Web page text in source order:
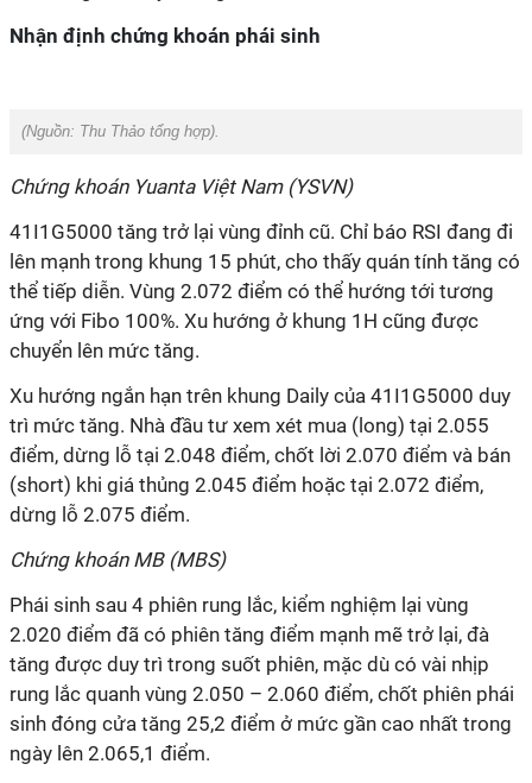
Nhận định chứng khoán phái sinh
(Nguồn: Thu Thảo tổng hợp).
Chứng khoán Yuanta Việt Nam (YSVN)
41I1G5000 tăng trở lại vùng đỉnh cũ. Chỉ báo RSI đang đi
lên mạnh trong khung 15 phút, cho thấy quán tính tăng có
thể tiếp diễn. Vùng 2.072 điểm có thể hướng tới tương
ứng với Fibo 100%. Xu hướng ở khung 1H cũng được
chuyển lên mức tăng.
Xu hướng ngắn hạn trên khung Daily của 41I1G5000 duy
trì mức tăng. Nhà đầu tư xem xét mua (long) tại 2.055
điểm, dừng lỗ tại 2.048 điểm, chốt lời 2.070 điểm và bán
(short) khi giá thủng 2.045 điểm hoặc tại 2.072 điểm,
dừng lỗ 2.075 điểm.
Chứng khoán MB (MBS)
Phái sinh sau 4 phiên rung lắc, kiểm nghiệm lại vùng
2.020 điểm đã có phiên tăng điểm mạnh mẽ trở lại, đà
tăng được duy trì trong suốt phiên, mặc dù có vài nhịp
rung lắc quanh vùng 2.050 – 2.060 điểm, chốt phiên phái
sinh đóng cửa tăng 25,2 điểm ở mức gần cao nhất trong
ngày lên 2.065,1 điểm.